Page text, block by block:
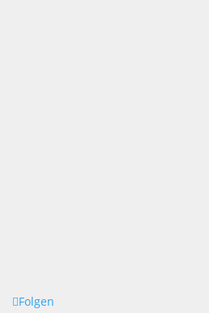
Folgen